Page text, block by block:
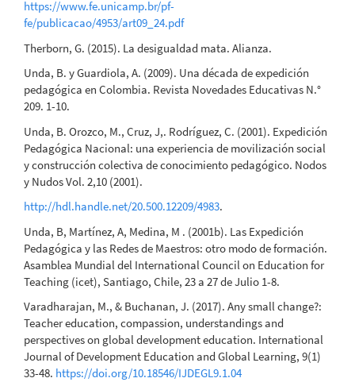
https://www.fe.unicamp.br/pf-
fe/publicacao/4953/art09_24.pdf
Therborn, G. (2015). La desigualdad mata. Alianza.
Unda, B. y Guardiola, A. (2009). Una década de expedición
pedagógica en Colombia. Revista Novedades Educativas N.°
209. 1-10.
Unda, B. Orozco, M., Cruz, J,. Rodríguez, C. (2001). Expedición
Pedagógica Nacional: una experiencia de movilización social
y construcción colectiva de conocimiento pedagógico. Nodos
y Nudos Vol. 2,10 (2001).
http://hdl.handle.net/20.500.12209/4983.
Unda, B, Martínez, A, Medina, M . (2001b). Las Expedición
Pedagógica y las Redes de Maestros: otro modo de formación.
Asamblea Mundial del International Council on Education for
Teaching (icet), Santiago, Chile, 23 a 27 de Julio 1-8.
Varadharajan, M., & Buchanan, J. (2017). Any small change?:
Teacher education, compassion, understandings and
perspectives on global development education. International
Journal of Development Education and Global Learning, 9(1)
33-48. https://doi.org/10.18546/IJDEGL9.1.04